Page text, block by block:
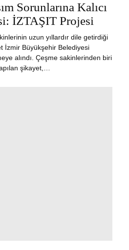
Sorunlarına Kalıcı
İZTAŞIT Projesi
uzun yıllardır dile getirdiği
İzmir Büyükşehir Belediyesi
alındı. Çeşme sakinlerinden biri
şikayet,…